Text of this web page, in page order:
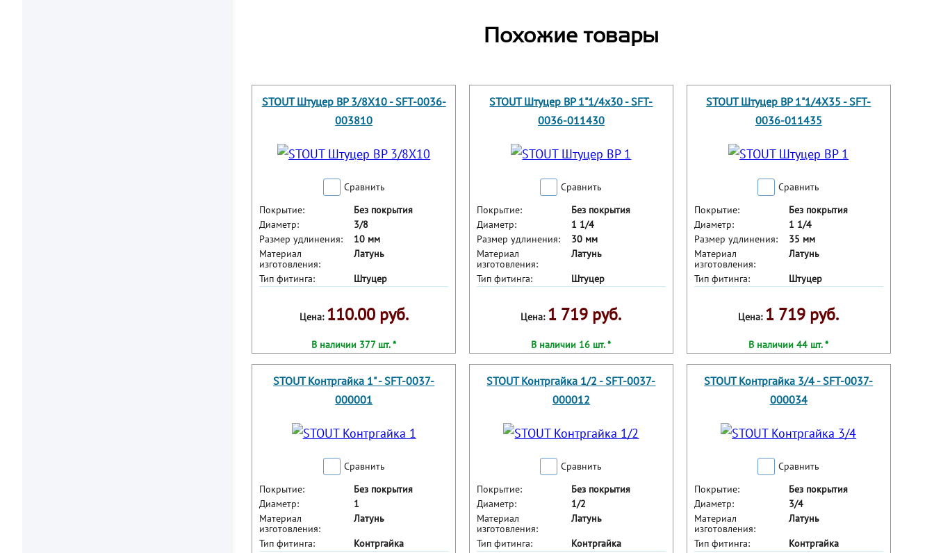
Похожие товары
STOUT Штуцер ВР 3/8X10 - SFT-0036-
003810
Сравнить
Покрытие:
Без покрытия
Диаметр:
3/8
Размер удлинения:
10 мм
Материал
изготовления:
Латунь
Тип фитинга:
Штуцер
Цена: 110.00 руб.
В наличии 377 шт. *
STOUT Штуцер ВР 1"1/4x30 - SFT-
0036-011430
Сравнить
Покрытие:
Без покрытия
Диаметр:
1 1/4
Размер удлинения:
30 мм
Материал
изготовления:
Латунь
Тип фитинга:
Штуцер
Цена: 1 719 руб.
В наличии 16 шт. *
STOUT Штуцер ВР 1"1/4X35 - SFT-
0036-011435
Сравнить
Покрытие:
Без покрытия
Диаметр:
1 1/4
Размер удлинения:
35 мм
Материал
изготовления:
Латунь
Тип фитинга:
Штуцер
Цена: 1 719 руб.
В наличии 44 шт. *
STOUT Контргайка 1" - SFT-0037-
000001
Сравнить
Покрытие:
Без покрытия
Диаметр:
1
Материал
изготовления:
Латунь
Тип фитинга:
Контргайка
STOUT Контргайка 1/2 - SFT-0037-
000012
Сравнить
Покрытие:
Без покрытия
Диаметр:
1/2
Материал
изготовления:
Латунь
Тип фитинга:
Контргайка
STOUT Контргайка 3/4 - SFT-0037-
000034
Сравнить
Покрытие:
Без покрытия
Диаметр:
3/4
Материал
изготовления:
Латунь
Тип фитинга:
Контргайка